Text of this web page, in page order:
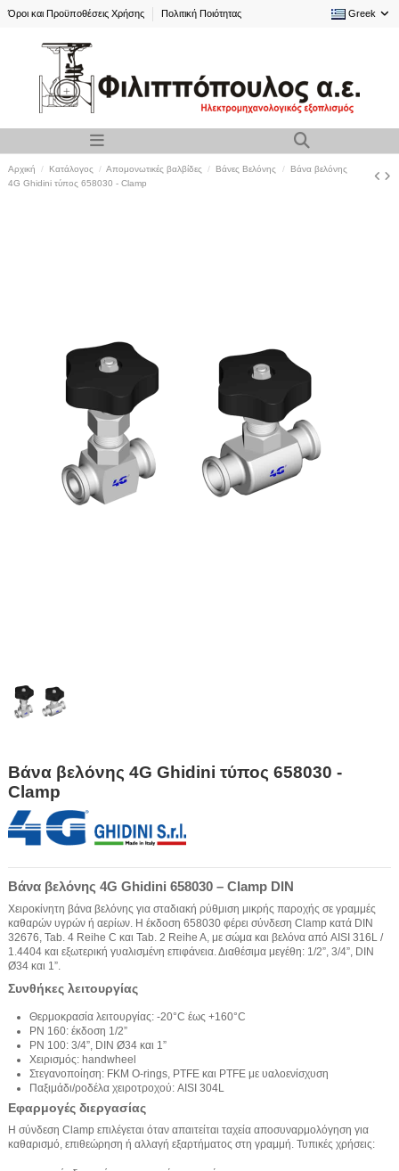
Όροι και Προϋποθέσεις Χρήσης Πολιτική Ποιότητας Greek
Αρχική Κατάλογος Απομονωτικές βαλβίδες Βάνες Βελόνης
Βάνα βελόνης
4G Ghidini τύπος 658030 - Clamp
Βάνα βελόνης 4G Ghidini τύπος 658030 -
Clamp
Βάνα βελόνης 4G Ghidini 658030 – Clamp DIN
Χειροκίνητη βάνα βελόνης για σταδιακή ρύθμιση μικρής παροχής σε γραμμές
καθαρών υγρών ή αερίων. Η έκδοση 658030 φέρει σύνδεση Clamp κατά DIN
32676, Tab. 4 Reihe C και Tab. 2 Reihe A, με σώμα και βελόνα από AISI 316L /
1.4404 και εξωτερική γυαλισμένη επιφάνεια. Διαθέσιμα μεγέθη: 1/2”, 3/4”, DIN
Ø34 και 1”.
Συνθήκες λειτουργίας
Θερμοκρασία λειτουργίας: -20°C έως +160°C
PN 160: έκδοση 1/2”
PN 100: 3/4”, DIN Ø34 και 1”
Χειρισμός: handwheel
Στεγανοποίηση: FKM O-rings, PTFE και PTFE με υαλοενίσχυση
Παξιμάδι/ροδέλα χειροτροχού: AISI 304L
Εφαρμογές διεργασίας
Η σύνδεση Clamp επιλέγεται όταν απαιτείται ταχεία αποσυναρμολόγηση για
καθαρισμό, επιθεώρηση ή αλλαγή εξαρτήματος στη γραμμή. Τυπικές χρήσεις: